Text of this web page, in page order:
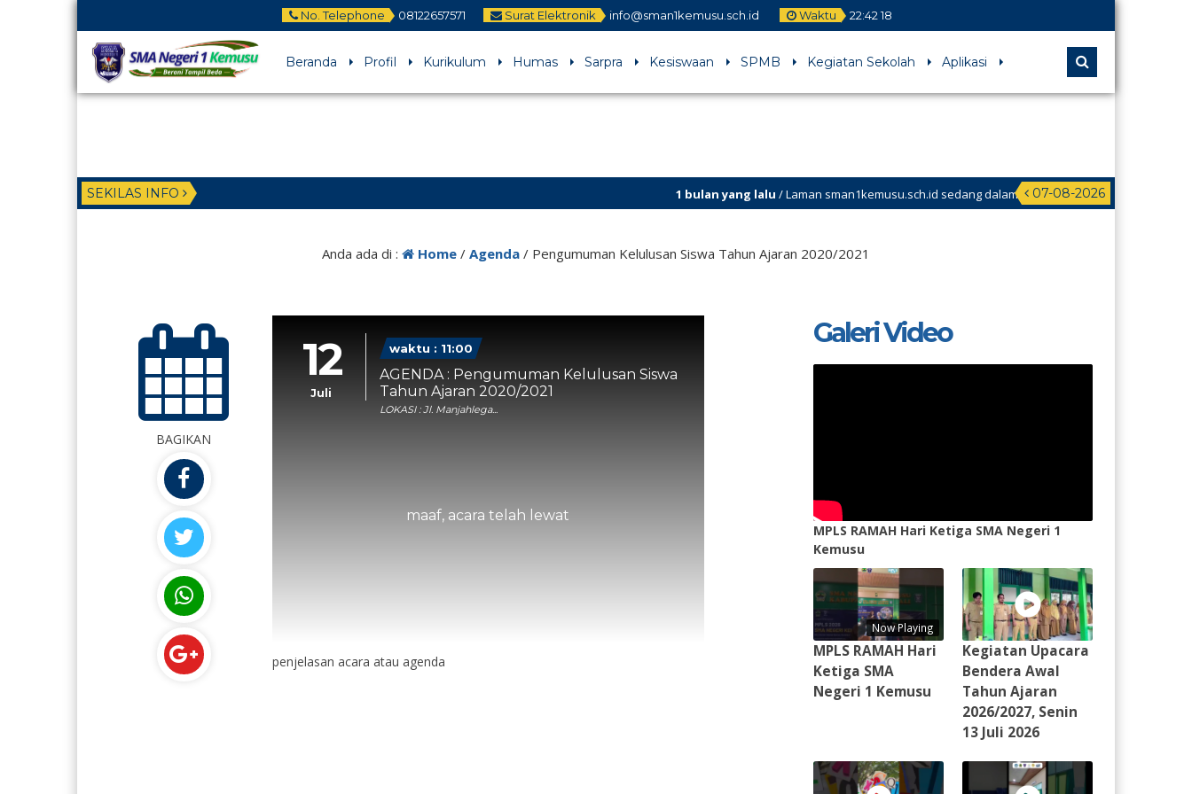
No. Telephone 08122657571 Surat Elektronik info@sman1kemusu.sch.id Waktu 22:42 18
Beranda Profil Kurikulum Humas Sarpra Kesiswaan SPMB Kegiatan Sekolah Aplikasi
SEKILAS INFO 07-08-2026
1 bulan yang lalu/ Laman sman1kemusu.sch.id sedang dalam perbaikan
Anda ada di : Home / Agenda / Pengumuman Kelulusan Siswa Tahun Ajaran 2020/2021
BAGIKAN
12
Juli
waktu : 11:00
AGENDA : Pengumuman Kelulusan Siswa
Tahun Ajaran 2020/2021
LOKASI : Jl. Manjahlega...
maaf, acara telah lewat
penjelasan acara atau agenda
Galeri Video
MPLS RAMAH Hari Ketiga SMA Negeri 1
Kemusu
Now Playing
MPLS RAMAH Hari
Ketiga SMA
Negeri 1 Kemusu
Kegiatan Upacara
Bendera Awal
Tahun Ajaran
2026/2027, Senin
13 Juli 2026